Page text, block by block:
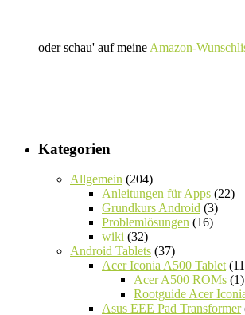
oder schau' auf meine Amazon-
Kategorien
Allgemein (204)
Anleitungen für Apps (22)
Grundkurs Android (3)
Problemlösungen (16)
wiki (32)
Android Tablets (37)
Acer Iconia A500 Tablet
Acer A500 ROMs (1)
Rootguide Acer
Asus EEE Pad Transformer